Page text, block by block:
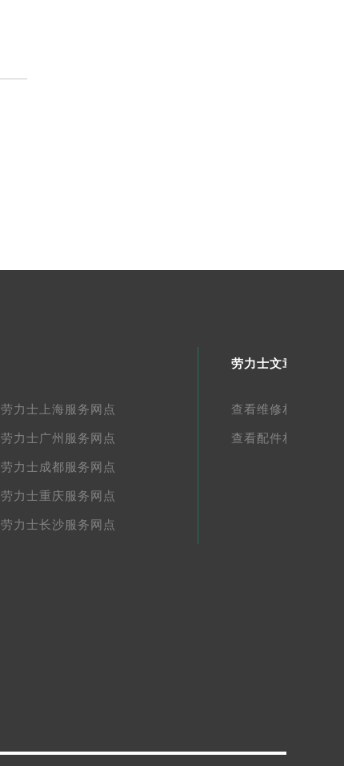
劳力士上海服务网点
劳力士广州服务网点
劳力士成都服务网点
劳力士重庆服务网点
劳力士长沙服务网点
劳力士文章库
查看维修相关文章
查看配件相关文章